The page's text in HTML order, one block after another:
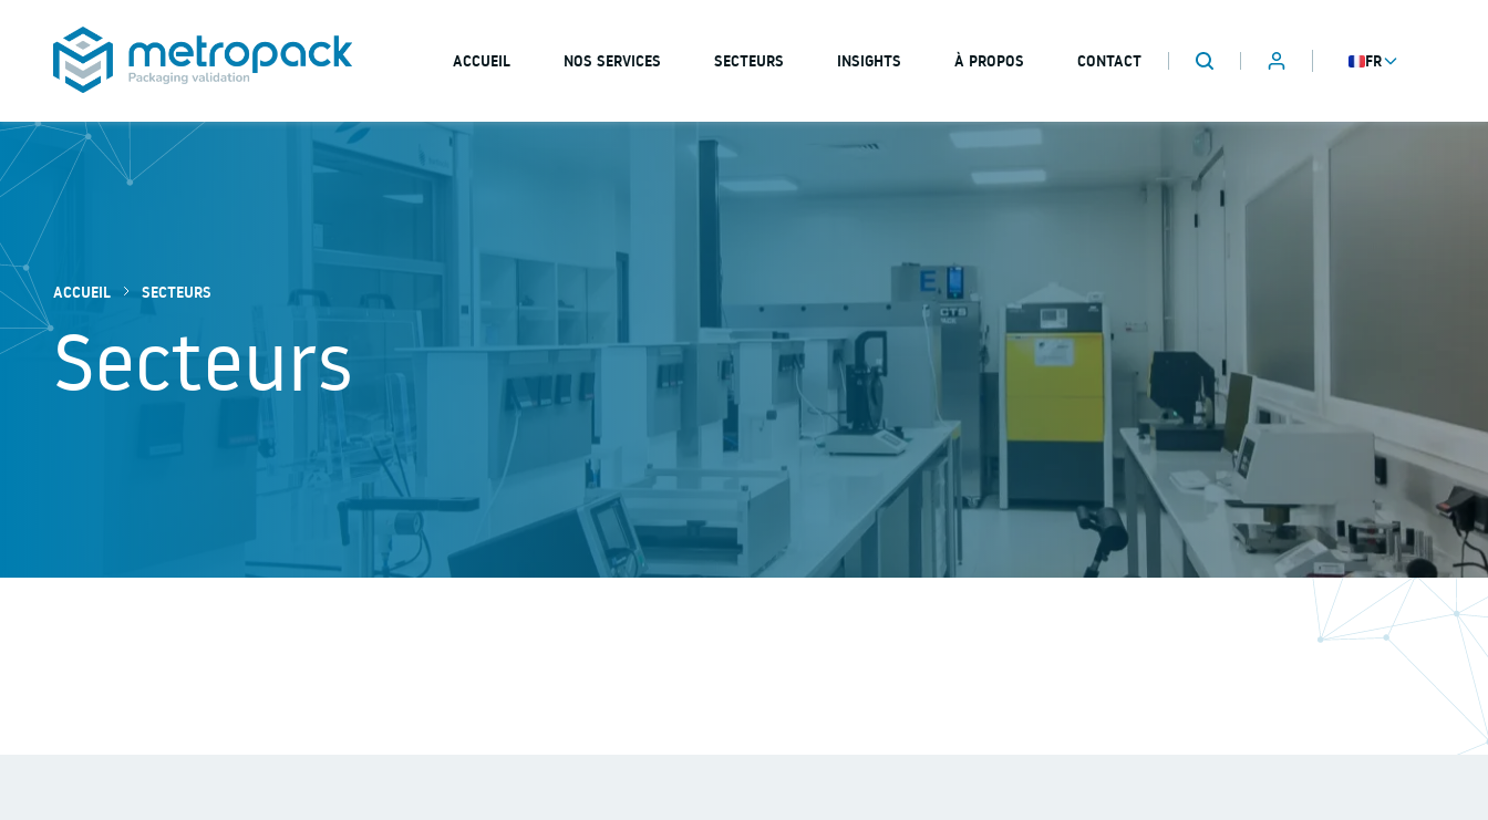
METROPACK
ACCUEIL NOS SERVICES SECTEURS INSIGHTS À PROPOS CONTACT ESPACE CLIENTFR
ACCUEIL SECTEURS
Secteurs